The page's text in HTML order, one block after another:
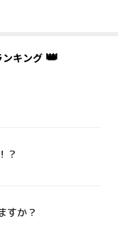
ンキング 👑
？
すか？